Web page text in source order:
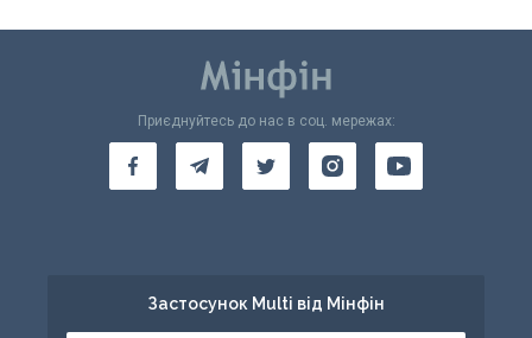
Приєднуйтесь до нас в соц. мережах:
Застосунок Multi від Мінфін